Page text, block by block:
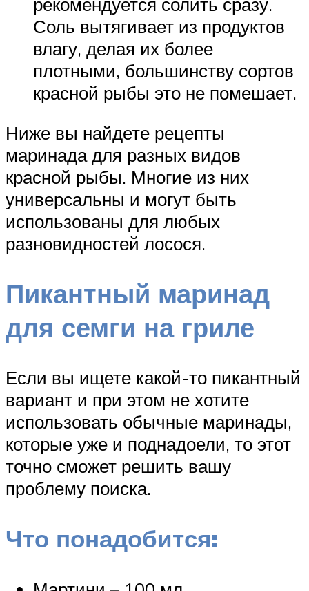
рекомендуется солить сразу.
Соль вытягивает из продуктов
влагу, делая их более
плотными, большинству сортов
красной рыбы это не помешает.
Ниже вы найдете рецепты
маринада для разных видов
красной рыбы. Многие из них
универсальны и могут быть
использованы для любых
разновидностей лосося.
Пикантный маринад
для семги на гриле
Если вы ищете какой-то пикантный
вариант и при этом не хотите
использовать обычные маринады,
которые уже и поднадоели, то этот
точно сможет решить вашу
проблему поиска.
Что понадобится: